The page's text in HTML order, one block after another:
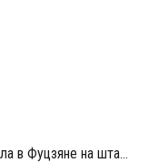
FREP в июле загрузила завод параксилола в Фуцзяне на штатном уровне